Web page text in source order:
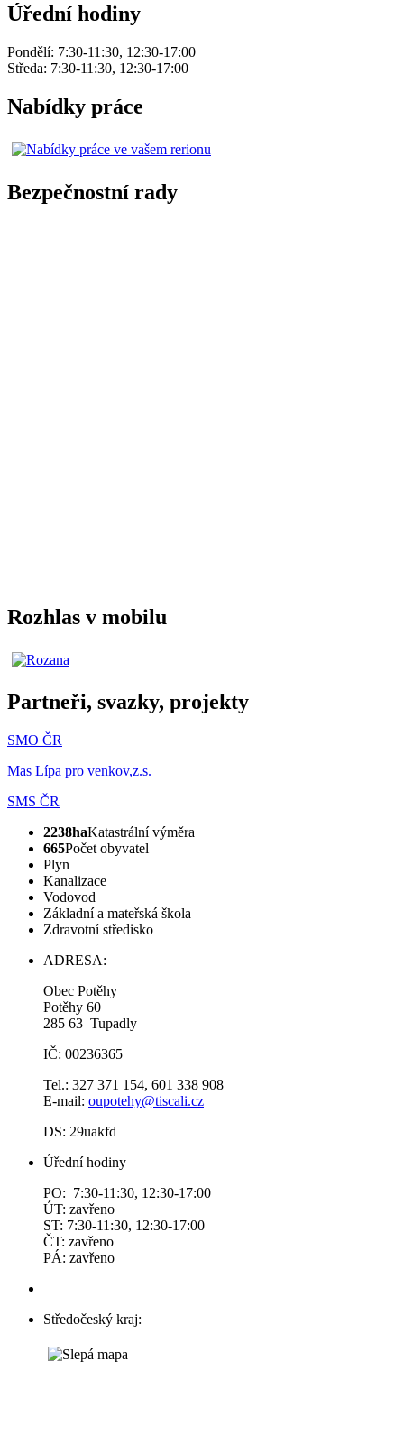
Úřední hodiny
Pondělí: 7:30-11:30, 12:30-17:00
Středa: 7:30-11:30, 12:30-17:00
Nabídky práce
Bezpečnostní rady
Rozhlas v mobilu
Partneři, svazky, projekty
SMO ČR
Mas Lípa pro venkov,z.s.
SMS ČR
2238haKatastrální výměra
665Počet obyvatel
Plyn
Kanalizace
Vodovod
Základní a mateřská škola
Zdravotní středisko
ADRESA:
Obec Potěhy
Potěhy 60
285 63 Tupadly
IČ: 00236365
Tel.: 327 371 154, 601 338 908
E-mail: oupotehy@tiscali.cz
DS: 29uakfd
Úřední hodiny
PO: 7:30-11:30, 12:30-17:00
ÚT: zavřeno
ST: 7:30-11:30, 12:30-17:00
ČT: zavřeno
PÁ: zavřeno
Středočeský kraj: